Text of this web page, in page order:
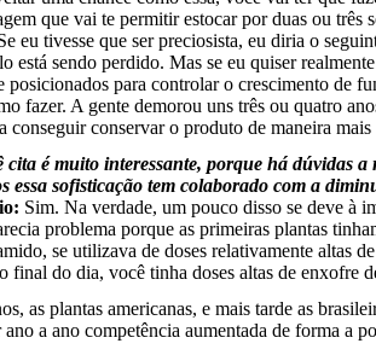
que vai te permitir estocar por duas ou três
eu tivesse que ser preciosista, eu diria o
está sendo perdido. Mas se eu quiser
posicionados para controlar o crescimento de
fazer. A gente demorou uns três ou quatro
conseguir conservar o produto de maneira
cita é muito interessante, porque há dúvidas
essa sofisticação tem colaborado com a
Sim. Na verdade, um pouco disso se deve à
problema porque as primeiras plantas
se utilizava de doses relativamente altas
final do dia, você tinha doses altas de enxofre
as plantas americanas, e mais tarde as
ano a ano competência aumentada de forma a